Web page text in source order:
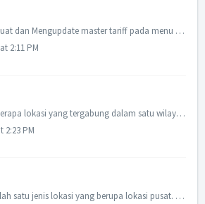
User dapat Membuat dan Mengupdate master tariff pada menu Tarif Pada menu tariff user dapat ke Action → Tambah Pada halaman Tambah tariff user d...
2:11 PM
Zona adalah beberapa lokasi yang tergabung dalam satu wilayah. Zona ditentukan berdasarkan ketentuan perusahaan yang dibaca melalui Kode Zona
2:23 PM
Kantor adalah salah satu jenis lokasi yang berupa lokasi pusat. Pengaturan Kantor dapat ditentukan dengan Kode Kantor.